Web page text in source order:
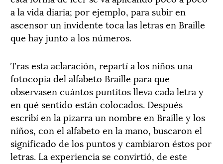
a la vida diaria; por ejemplo, para subir en
ascensor un invidente toca las letras en Braille
que hay junto a los números.
Tras esta aclaración, repartí a los niños una
fotocopia del alfabeto Braille para que
observasen cuántos puntitos lleva cada letra y
en qué sentido están colocados. Después
escribí en la pizarra un nombre en Braille y los
niños, con el alfabeto en la mano, buscaron el
significado de los puntos y cambiaron éstos por
letras. La experiencia se convirtió, de este